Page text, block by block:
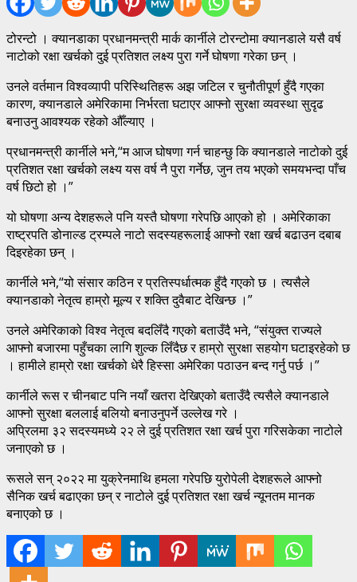
टोरन्टो । क्यानडाका प्रधानमन्त्री मार्क कार्नीले टोरन्टोमा क्यानडाले यसै वर्ष
नाटोको रक्षा खर्चको दुई प्रतिशत लक्ष्य पुरा गर्ने घोषणा गरेका छन् ।
उनले वर्तमान विश्वव्यापी परिस्थितिहरू अझ जटिल र चुनौतीपूर्ण हुँदै गएका
कारण, क्यानडाले अमेरिकामा निर्भरता घटाएर आफ्नो सुरक्षा व्यवस्था सुदृढ
बनाउनु आवश्यक रहेको औँल्याए ।
प्रधानमन्त्री कार्नीले भने,“म आज घोषणा गर्न चाहन्छु कि क्यानडाले नाटोको दुई
प्रतिशत रक्षा खर्चको लक्ष्य यस वर्ष नै पुरा गर्नेछ, जुन तय भएको समयभन्दा पाँच
वर्ष छिटो हो ।”
यो घोषणा अन्य देशहरूले पनि यस्तै घोषणा गरेपछि आएको हो । अमेरिकाका
राष्ट्रपति डोनाल्ड ट्रम्पले नाटो सदस्यहरूलाई आफ्नो रक्षा खर्च बढाउन दबाब
दिइरहेका छन् ।
कार्नीले भने,“यो संसार कठिन र प्रतिस्पर्धात्मक हुँदै गएको छ । त्यसैले
क्यानडाको नेतृत्व हाम्रो मूल्य र शक्ति दुवैबाट देखिन्छ ।”
उनले अमेरिकाको विश्व नेतृत्व बदलिँदै गएको बताउँदै भने, “संयुक्त राज्यले
आफ्नो बजारमा पहुँचका लागि शुल्क लिँदैछ र हाम्रो सुरक्षा सहयोग घटाइरहेको छ
। हामीले हाम्रो रक्षा खर्चको धेरै हिस्सा अमेरिका पठाउन बन्द गर्नु पर्छ ।”
कार्नीले रूस र चीनबाट पनि नयाँ खतरा देखिएको बताउँदै त्यसैले क्यानडाले
आफ्नो सुरक्षा बललाई बलियो बनाउनुपर्ने उल्लेख गरे ।
अप्रिलमा ३२ सदस्यमध्ये २२ ले दुई प्रतिशत रक्षा खर्च पुरा गरिसकेका नाटोले
जनाएको छ ।
रूसले सन् २०२२ मा युक्रेनमाथि हमला गरेपछि युरोपेली देशहरूले आफ्नो
सैनिक खर्च बढाएका छन् र नाटोले दुई प्रतिशत रक्षा खर्च न्यूनतम मानक
बनाएको छ ।